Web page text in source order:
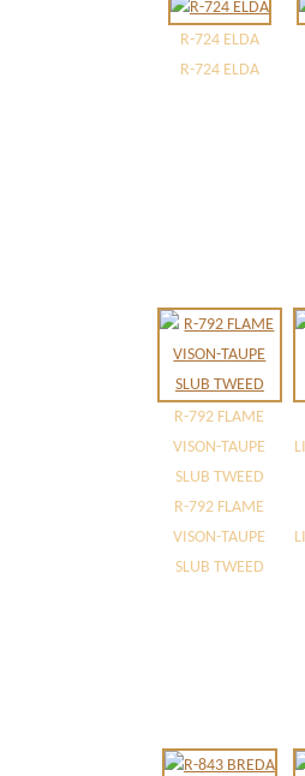
R-724 ELDA
R-724 ELDA
R-792 FLAME
VISON-TAUPE
SLUB TWEED
R-792 FLAME
VISON-TAUPE
SLUB TWEED